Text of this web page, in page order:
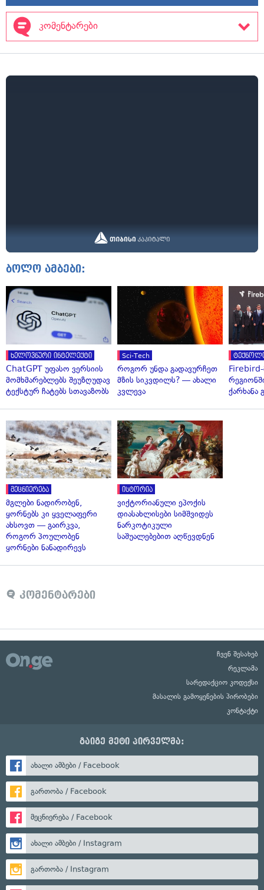
კომენტარები
ბოლო ამბები:
ხელოვნური ინტელექტი
ChatGPT უფასო ვერსიის
მომხმარებლებს შეუზღუდავ
ტექსტურ ჩატებს სთავაზობს
Sci-Tech
როგორ უნდა გადავურჩეთ
მზის სიკვდილს? — ახალი
კვლევა
Firebird-
ქარხანა
მეცნიერება
მგლები ნადირობენ,
ყორნებს კი ყველაფერი
ახსოვთ — გაირკვა,
როგორ პოულობენ
ყორნები ნანადირევს
ისტორია
ვიქტორიანული ეპოქის
დიასახლისები სიმშვიდეს
ნარკოტიკული
საშუალებებით აღწევდნენ
კომენტარები
ჩვენ შესახებ
რეკლამა
სარედაქციო კოდექსი
მასალის გამოყენების პირობები
კონტაქტი
გაიგე მეტი პირველმა:
ახალი ამბები / Facebook
გართობა / Facebook
მეცნიერება / Facebook
ახალი ამბები / Instagram
გართობა / Instagram